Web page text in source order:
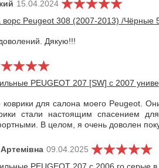
15.04.2024
ворс Peugeot 308 (2007-2013) /Чёрные
Дякую!!!
PEUGEOT 207 [SW] с 2007
коврики для салона моего Peugeot.
стали настоящим спасением
В целом, я очень доволен
09.04.2025